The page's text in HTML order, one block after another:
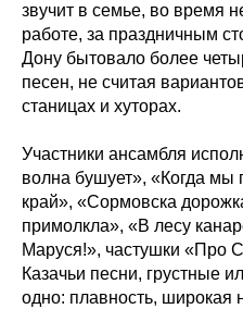
звучит в семье, во время
работе, за праздничным
Дону бытовало более
песен, не считая
станицах и хуторах.
Участники ансамбля
волна бушует», «Когда
край», «Сормовска
примолкла», «В лесу
Маруся!», частушки «Про
Казачьи песни, грустные
одно: плавность, широкая